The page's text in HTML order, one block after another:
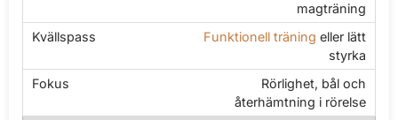
magträning
Funktionell träning eller lätt
styrka
Rörlighet, bål och
återhämtning i rörelse